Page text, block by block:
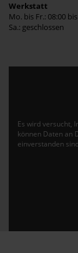
Werkstatt
Mo. bis Fr.: 08:00
Sa.: geschlossen
Es wird versucht,
können Daten an
einverstanden